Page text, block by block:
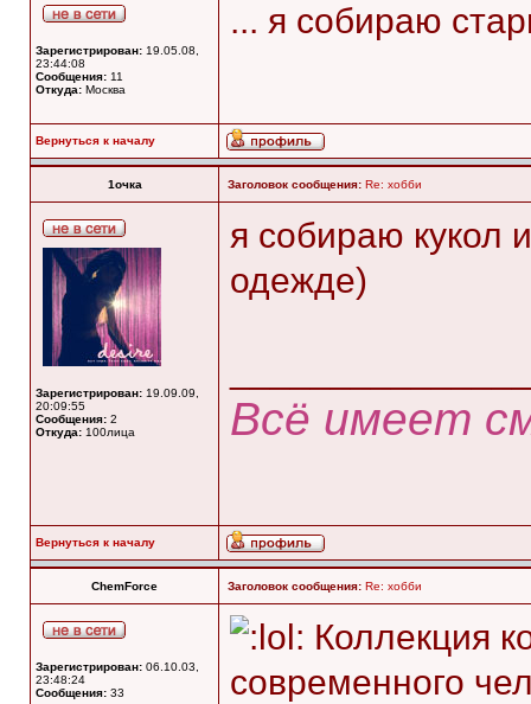
Зарегистрирован: 19.05.08,
23:44:08
Сообщения: 11
Откуда: Москва
... я собираю
Вернуться к началу
1очка Заголовок сообщения: Re: хобби
Зарегистрирован: 19.09.09,
20:09:55
Сообщения: 2
Откуда: 100лица
я собираю кукол
одежде)
Всё имеет
Вернуться к началу
ChemForce Заголовок сообщения: Re: хобби
Зарегистрирован: 06.10.03,
23:48:24
Сообщения: 33
Коллекция
современного